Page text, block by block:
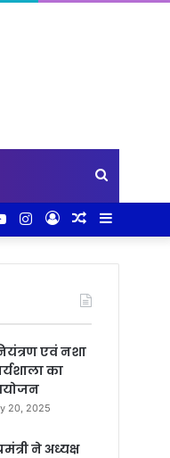
Search
for
Sidebar
Random
Log
Instagram
YouTube
एवं नशा
का
20, 2025
ने अध्यक्ष